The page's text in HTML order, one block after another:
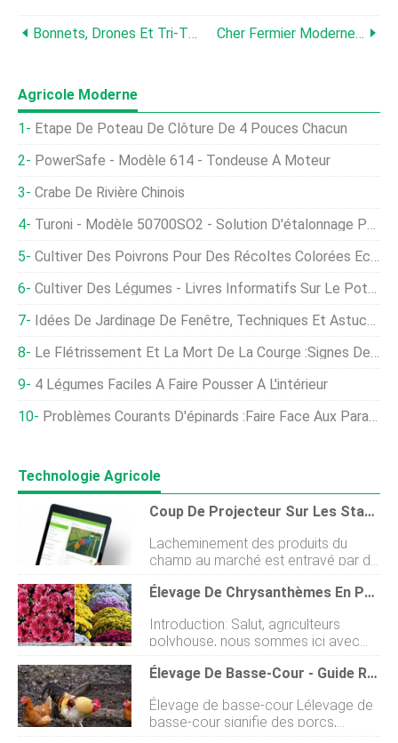
Bonnets, Drones Et Tri-Tip :6 Scènes De La World Ag Expo Cher Fermier Moderne :Puis-Je Utiliser Un Drone Dans Ma Ferme ?
Agricole Moderne
Étape De Poteau De Clôture De 4 Pouces Chacun
PowerSafe - Modèle 614 - Tondeuse À Moteur
Crabe De Rivière Chinois
Turoni - Modèle 50700SO2 - Solution D'étalonnage Pour PH-Mètre
Cultiver Des Poivrons Pour Des Récoltes Colorées Éclatantes
Cultiver Des Légumes - Livres Informatifs Sur Le Potager
Idées De Jardinage De Fenêtre, Techniques Et Astuces
Le Flétrissement Et La Mort De La Courge :signes De Flétrissement De La Courge
4 Légumes Faciles À Faire Pousser À L'intérieur
Problèmes Courants D'épinards :faire Face Aux Parasites Et Aux Maladies Des Épinards
Technologie Agricole
Coup De Projecteur Sur Les Start-Up :Données Agrisource
Lacheminement des produits du
champ au marché est entravé par de
nombreux facteurs. Les agriculteurs
doivent non seulement savoir quand
mais doit également sassurer quils
ont suffisamment de produits pour
satisfaire les contrats, la main
dœuvre appropriée au bon endroit et
au bon moment, transport adéquat,
et un processeur aligné quand il est
temps de partir. Une fois les produits
Élevage De Chrysanthèmes En Polyhouse Pour Un Maximum De Profits
Introduction: Salut, agriculteurs
polyhouse, nous sommes ici avec
dexcellentes informations sur
lélevage de chrysanthèmes à
bénéfices . Le chrysanthème est une
importante culture florale
Élevage De Basse-Cour - Guide Rentable
Élevage de basse-cour Lélevage de
basse-cour signifie des porcs,
canards, poulets, et dautres animaux